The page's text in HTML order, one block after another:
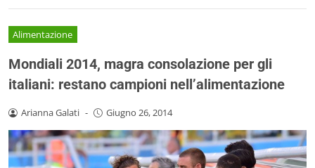
Alimentazione
Mondiali 2014, magra consolazione per gli
italiani: restano campioni nell’alimentazione
Arianna Galati - Giugno 26, 2014